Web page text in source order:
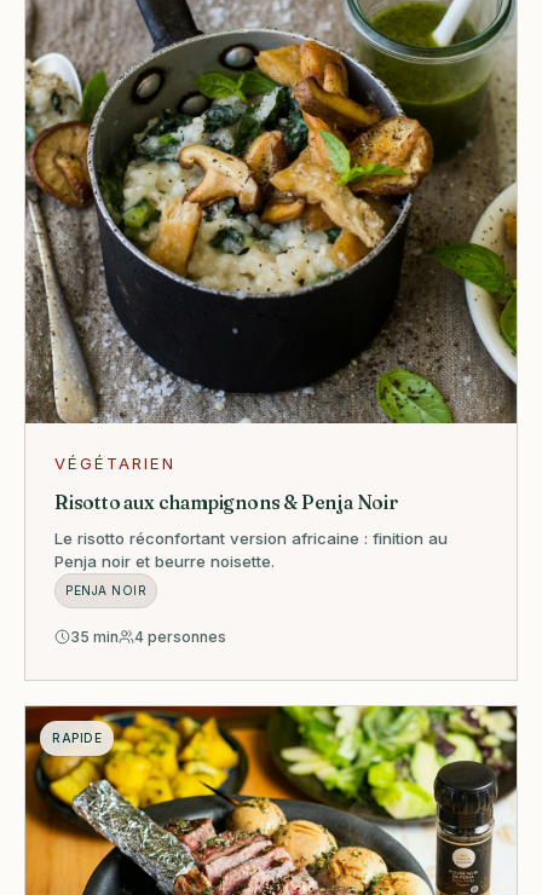
VÉGÉTARIEN
Risotto aux champignons & Penja Noir
Le risotto réconfortant version africaine : finition au
Penja noir et beurre noisette.
PENJA NOIR
35 min 4 personnes
RAPIDE